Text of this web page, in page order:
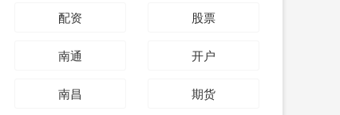
配资 股票
南通 开户
南昌 期货